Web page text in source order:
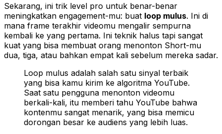
Sekarang, ini trik level pro untuk benar-benar
meningkatkan engagement-mu: buat loop mulus. Ini di
mana frame terakhir videomu mengalir sempurna
kembali ke yang pertama. Ini teknik halus tapi sangat
kuat yang bisa membuat orang menonton Short-mu
dua, tiga, atau bahkan empat kali sebelum mereka sadar.
Loop mulus adalah salah satu sinyal terbaik
yang bisa kamu kirim ke algoritma YouTube.
Saat satu pengguna menonton videomu
berkali-kali, itu memberi tahu YouTube bahwa
kontenmu sangat menarik, yang bisa memicu
dorongan besar ke audiens yang lebih luas.